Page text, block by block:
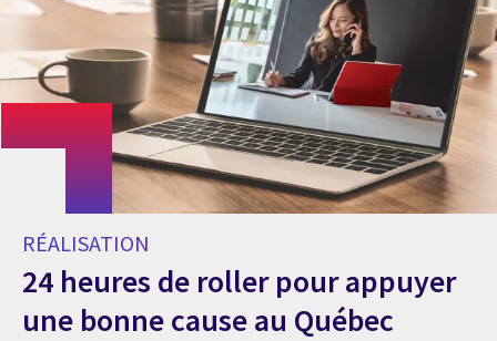
RÉALISATION
24 heures de roller pour appuyer
une bonne cause au Québec